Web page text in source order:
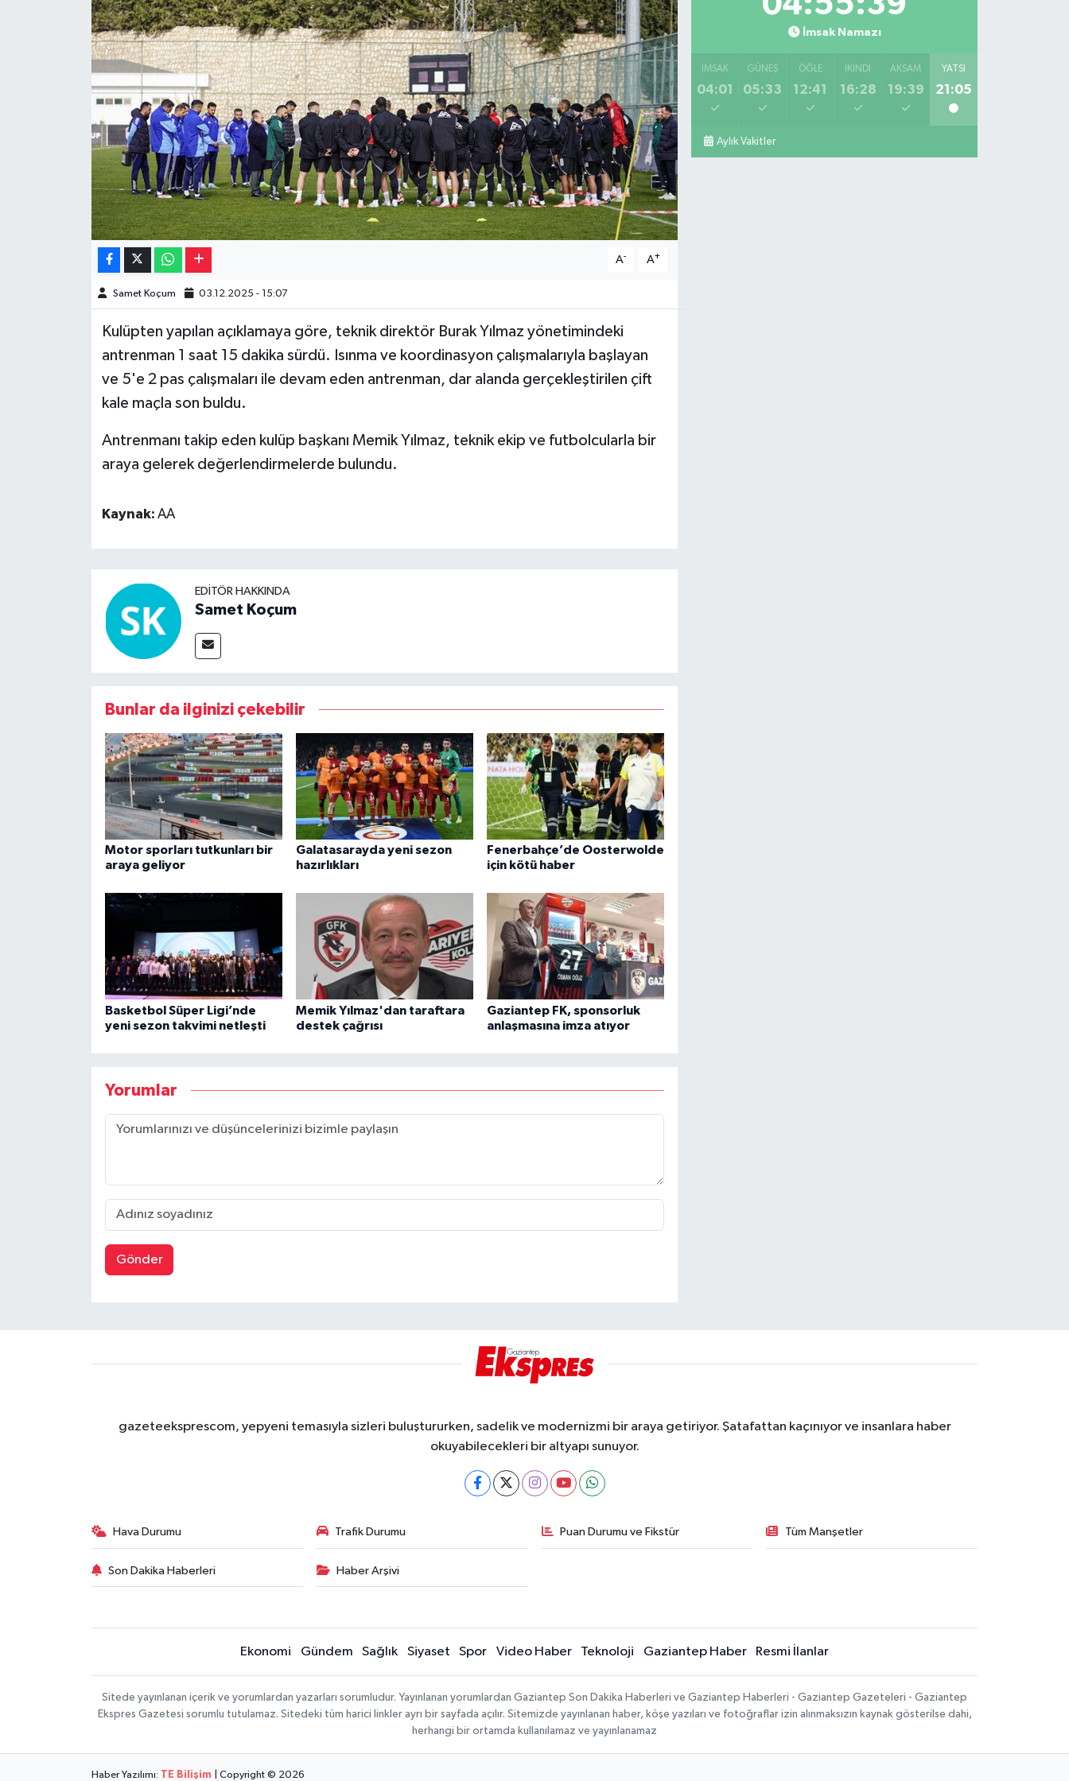
A- A+
Samet Koçum 03.12.2025 - 15:07
Kulüpten yapılan açıklamaya göre, teknik direktör Burak Yılmaz yönetimindeki
antrenman 1 saat 15 dakika sürdü. Isınma ve koordinasyon çalışmalarıyla başlayan
ve 5'e 2 pas çalışmaları ile devam eden antrenman, dar alanda gerçekleştirilen çift
kale maçla son buldu.
Antrenmanı takip eden kulüp başkanı Memik Yılmaz, teknik ekip ve futbolcularla bir
araya gelerek değerlendirmelerde bulundu.
Kaynak: AA
EDITÖR HAKKINDA
Samet Koçum
Bunlar da ilginizi çekebilir
Motor sporları tutkunları bir
araya geliyor
Galatasarayda yeni sezon
hazırlıkları
Fenerbahçe’de Oosterwolde
için kötü haber
Basketbol Süper Ligi’nde
yeni sezon takvimi netleşti
Memik Yılmaz'dan taraftara
destek çağrısı
Gaziantep FK, sponsorluk
anlaşmasına imza atıyor
Yorumlar
Gönder
İmsak Namazı
İMSAK
04:01
GÜNEŞ
05:33
ÖĞLE
12:41
İKINDI
16:28
AKŞAM
19:39
YATSI
21:05
Aylık Vakitler
gazeteeksprescom, yepyeni temasıyla sizleri buluştururken, sadelik ve modernizmi bir araya getiriyor. Şatafattan kaçınıyor ve insanlara haber
okuyabilecekleri bir altyapı sunuyor.
Hava Durumu Trafik Durumu Puan Durumu ve Fikstür Tüm Manşetler
Son Dakika Haberleri Haber Arşivi
Ekonomi Gündem Sağlık Siyaset Spor Video Haber Teknoloji Gaziantep Haber Resmi İlanlar
Sitede yayınlanan içerik ve yorumlardan yazarları sorumludur. Yayınlanan yorumlardan Gaziantep Son Dakika Haberleri ve Gaziantep Haberleri - Gaziantep Gazeteleri - Gaziantep
Ekspres Gazetesi sorumlu tutulamaz. Sitedeki tüm harici linkler ayrı bir sayfada açılır. Sitemizde yayınlanan haber, köşe yazıları ve fotoğraflar izin alınmaksızın kaynak gösterilse dahi,
herhangi bir ortamda kullanılamaz ve yayınlanamaz
Haber Yazılımı: TE Bilişim | Copyright © 2026
Resmi İlanlar
Sinemalar
Siyaset
Teknoloji